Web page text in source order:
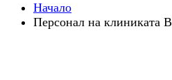
Начало
Персонал на клиниката